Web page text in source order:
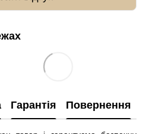
Гарантія Повернення